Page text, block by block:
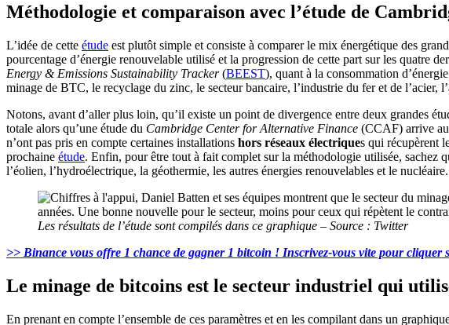
Méthodologie et comparaison avec l’étude de
L’idée de cette étude est plutôt simple et consiste à comparer le mix énergétique des
pourcentage d’énergie renouvelable utilisé et la progression de cette part sur les quatre
Energy & Emissions Sustainability Tracker(BEEST), quant à la consommation
minage de BTC, le recyclage du zinc, le secteur bancaire, l’industrie du fer et de l’acier,
Notons, avant d’aller plus loin, qu’il existe un point de divergence entre deux grandes
totale alors qu’une étude du Cambridge Center for Alternative Finance (CCAF) arrive
n’ont pas pris en compte certaines installations hors réseaux électriques qui récupèrent
prochaine étude. Enfin, pour être tout à fait complet sur la méthodologie utilisée, sachez
l’éolien, l’hydroélectrique, la géothermie, les autres énergies renouvelables et le nucléaire.
Les résultats de l’étude sont compilés dans ce graphique – Source : Twitter
>> Binance vous offre 1 chance de gagner 1 bitcoin ! Inscrivez-vous vite pour cliquer
Le minage de bitcoins est le secteur industriel qui
En prenant en compte l’ensemble de ces paramètres et en les compilant dans un